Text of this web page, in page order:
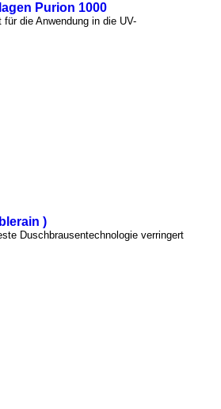
Purion 1000
die Anwendung in die UV-
)
Duschbrausentechnologie verringert